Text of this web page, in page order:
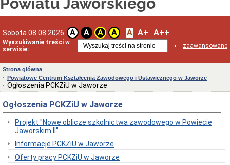
Sobota 08.08.2026 A A A A A A+ A++
Wyszukiwanie treści w
serwisie:
zaawansowane
Dębem"
w
Dane
adresowe
dni
i
godziny
otwarcia
Uchwała
XII/65/19
Rady
Powiatu
w
Jaworze
Strona główna
Powiatowe Centrum Kształcenia Zawodowego i Ustawicznego w Jaworze
Ogłoszenia PCKZiU w Jaworze
Ogłoszenia PCKZiU w Jaworze
Projekt "Nowe oblicze szkolnictwa zawodowego w Powiecie
Jaworskim II"
Informacje PCKZiU w Jaworze
Oferty pracy PCKZiU w Jaworze